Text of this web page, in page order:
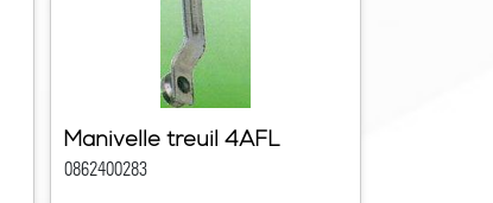
Manivelle treuil 4AFL
0862400283